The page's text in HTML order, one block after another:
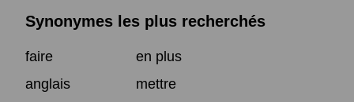
Synonymes les plus recherchés
faire
en plus
anglais
mettre